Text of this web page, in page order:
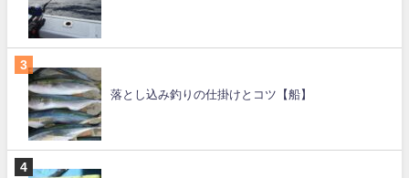
落とし込み釣りの仕掛けとコツ【船】